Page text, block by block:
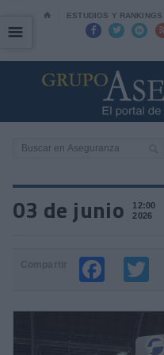
⌂ ESTUDIOS Y
  
☰
☰
03 de junio
12:00
2026